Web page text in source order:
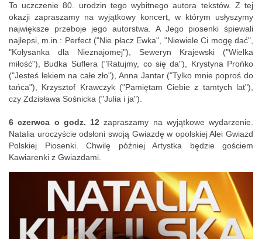
To uczczenie 80. urodzin tego wybitnego autora tekstów. Z tej
okazji zapraszamy na wyjątkowy koncert, w którym usłyszymy
największe przeboje jego autorstwa. A Jego piosenki śpiewali
najlepsi, m.in.: Perfect ("Nie płacz Ewka", "Niewiele Ci mogę dać",
"Kołysanka dla Nieznajomej"), Seweryn Krajewski ("Wielka
miłość"), Budka Suflera ("Ratujmy, co się da"), Krystyna Prońko
("Jesteś lekiem na całe zło"), Anna Jantar ("Tylko mnie poproś do
tańca"), Krzysztof Krawczyk ("Pamiętam Ciebie z tamtych lat"),
czy Zdzisława Sośnicka ("Julia i ja").
6 czerwca o godz. 12 zapraszamy na wyjątkowe wydarzenie.
Natalia uroczyście odsłoni swoją Gwiazdę w opolskiej Alei Gwiazd
Polskiej Piosenki. Chwilę później Artystka będzie gościem
Kawiarenki z Gwiazdami.